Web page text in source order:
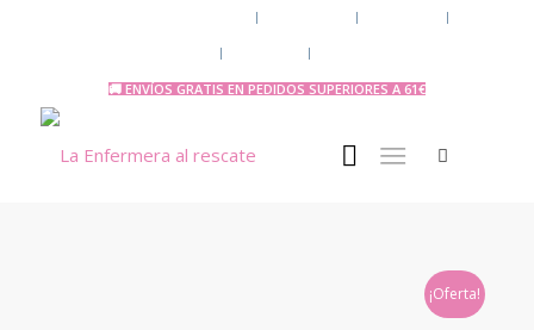
🚚 ENVÍOS GRATIS EN PEDIDOS SUPERIORES A 61€
¡Oferta!